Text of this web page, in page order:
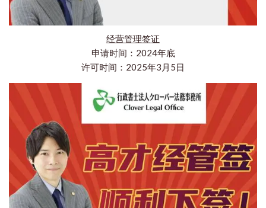
经营管理签证
申请时间：2024年底
许可时间：2025年3月5日